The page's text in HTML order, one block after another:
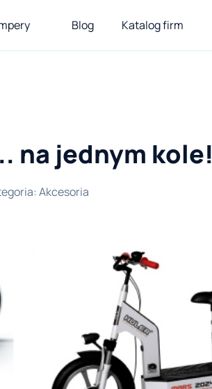
Blog Katalog firm
na jednym kole!
: Akcesoria